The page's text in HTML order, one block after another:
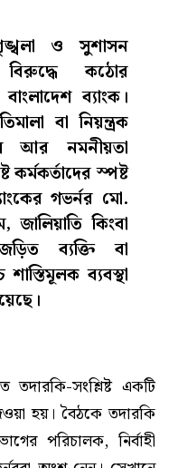
ও সুশাসন
কঠোর
ব্যাংক।
বা নিয়ন্ত্রক
আর নমনীয়তা
কর্মকর্তাদের স্পষ্ট
গভর্নর মো.
কিংবা
জড়িত ব্যক্তি বা
শাস্তিমূলক ব্যবস্থা
তদারকি-সংশ্লিষ্ট একটি
হয়। বৈঠকে তদারকি
পরিচালক, নির্বাহী